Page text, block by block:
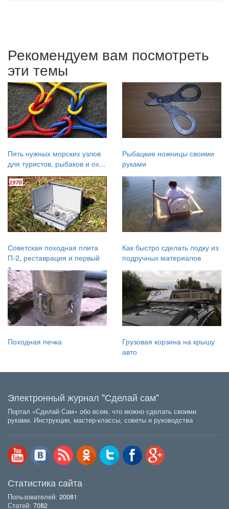
Рекомендуем вам посмотреть
эти темы
Пять нужных морских узлов
для туристов, рыбаков и ох...
Рыбацкие ножницы своими
руками
Советская походная плита
П-2, реставрация и первый
з...
Как быстро сделать лодку из
подручных материалов
Походная печка
Грузовая корзина на крышу
авто
Электронный журнал "Сделай сам"
Портал «Сделай Сам» обо всем, что можно сделать своими
руками. Инструкции, мастер-классы, советы и руководства
Статистика сайта
Пользователей: 20081
Статей: 7082